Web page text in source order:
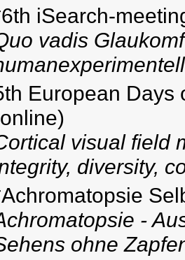
iSearch-
vadis
European Days
visual field
diversity,
-
ohne